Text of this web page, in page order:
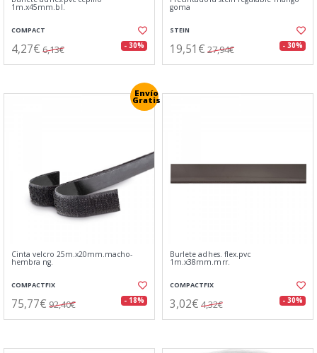
1m.x45mm.bl.
COMPACT
4,27€ 6,13€ - 30%
goma
STEIN
19,51€ 27,94€ - 30%
Envío
Gratis
Cinta velcro 25m.x20mm.macho-
hembra ng.
COMPACTFIX
75,77€ 92,40€ - 18%
Burlete adhes. flex.pvc
1m.x38mm.mrr.
COMPACTFIX
3,02€ 4,32€ - 30%